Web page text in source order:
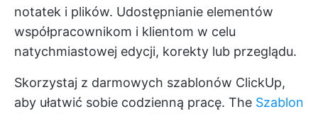
notatek i plików. Udostępnianie elementów
współpracownikom i klientom w celu
natychmiastowej edycji, korekty lub przeglądu.
Skorzystaj z darmowych szablonów ClickUp,
aby ułatwić sobie codzienną pracę. The Szablon